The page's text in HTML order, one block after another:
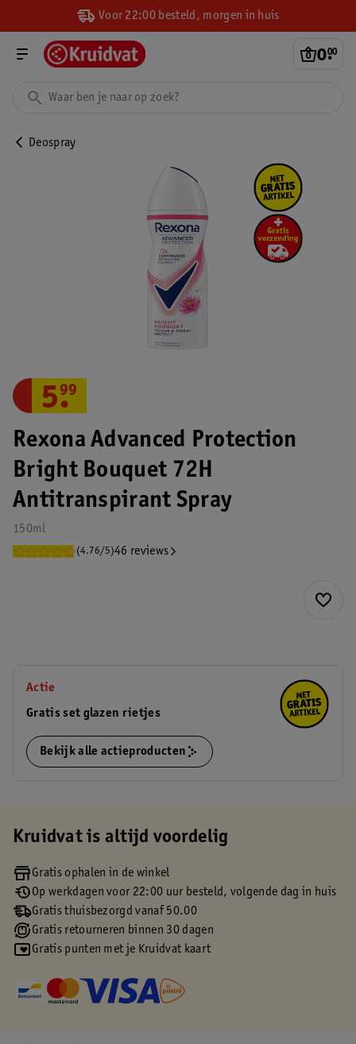
Voor 22:00 besteld, morgen in huis
0.
00
Deospray
Rexona Advanced Protection
Bright Bouquet 72H
Antitranspirant Spray
150ml
(4.76/5)46 reviews
5.
99
Actie
Gratis set glazen rietjes
Bekijk alle actieproducten
Kruidvat is altijd voordelig
Gratis ophalen in de winkel
Op werkdagen voor 22:00 uur besteld, volgende dag in huis
Gratis thuisbezorgd vanaf 50.00
Gratis retourneren binnen 30 dagen
Gratis punten met je Kruidvat kaart